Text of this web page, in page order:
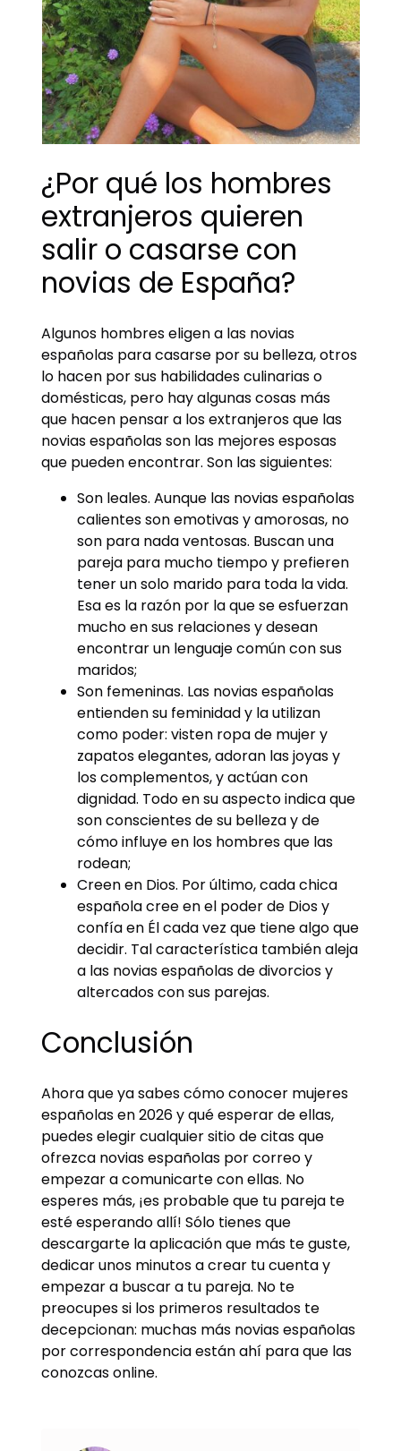
¿Por qué los hombres
extranjeros quieren
salir o casarse con
novias de España?
Algunos hombres eligen a las novias
españolas para casarse por su belleza, otros
lo hacen por sus habilidades culinarias o
domésticas, pero hay algunas cosas más
que hacen pensar a los extranjeros que las
novias españolas son las mejores esposas
que pueden encontrar. Son las siguientes:
Son leales. Aunque las novias españolas
calientes son emotivas y amorosas, no
son para nada ventosas. Buscan una
pareja para mucho tiempo y prefieren
tener un solo marido para toda la vida.
Esa es la razón por la que se esfuerzan
mucho en sus relaciones y desean
encontrar un lenguaje común con sus
maridos;
Son femeninas. Las novias españolas
entienden su feminidad y la utilizan
como poder: visten ropa de mujer y
zapatos elegantes, adoran las joyas y
los complementos, y actúan con
dignidad. Todo en su aspecto indica que
son conscientes de su belleza y de
cómo influye en los hombres que las
rodean;
Creen en Dios. Por último, cada chica
española cree en el poder de Dios y
confía en Él cada vez que tiene algo que
decidir. Tal característica también aleja
a las novias españolas de divorcios y
altercados con sus parejas.
Conclusión
Ahora que ya sabes cómo conocer mujeres
españolas en 2026 y qué esperar de ellas,
puedes elegir cualquier sitio de citas que
ofrezca novias españolas por correo y
empezar a comunicarte con ellas. No
esperes más, ¡es probable que tu pareja te
esté esperando allí! Sólo tienes que
descargarte la aplicación que más te guste,
dedicar unos minutos a crear tu cuenta y
empezar a buscar a tu pareja. No te
preocupes si los primeros resultados te
decepcionan: muchas más novias españolas
por correspondencia están ahí para que las
conozcas online.